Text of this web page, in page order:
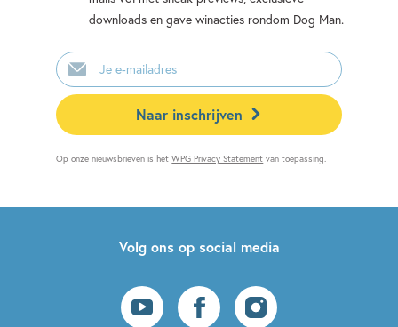
downloads en gave winacties rondom Dog Man.
E-
mailadres
Naar inschrijven
Op onze nieuwsbrieven is hetWPG Privacy Statement van toepassing.
Volg ons op social media